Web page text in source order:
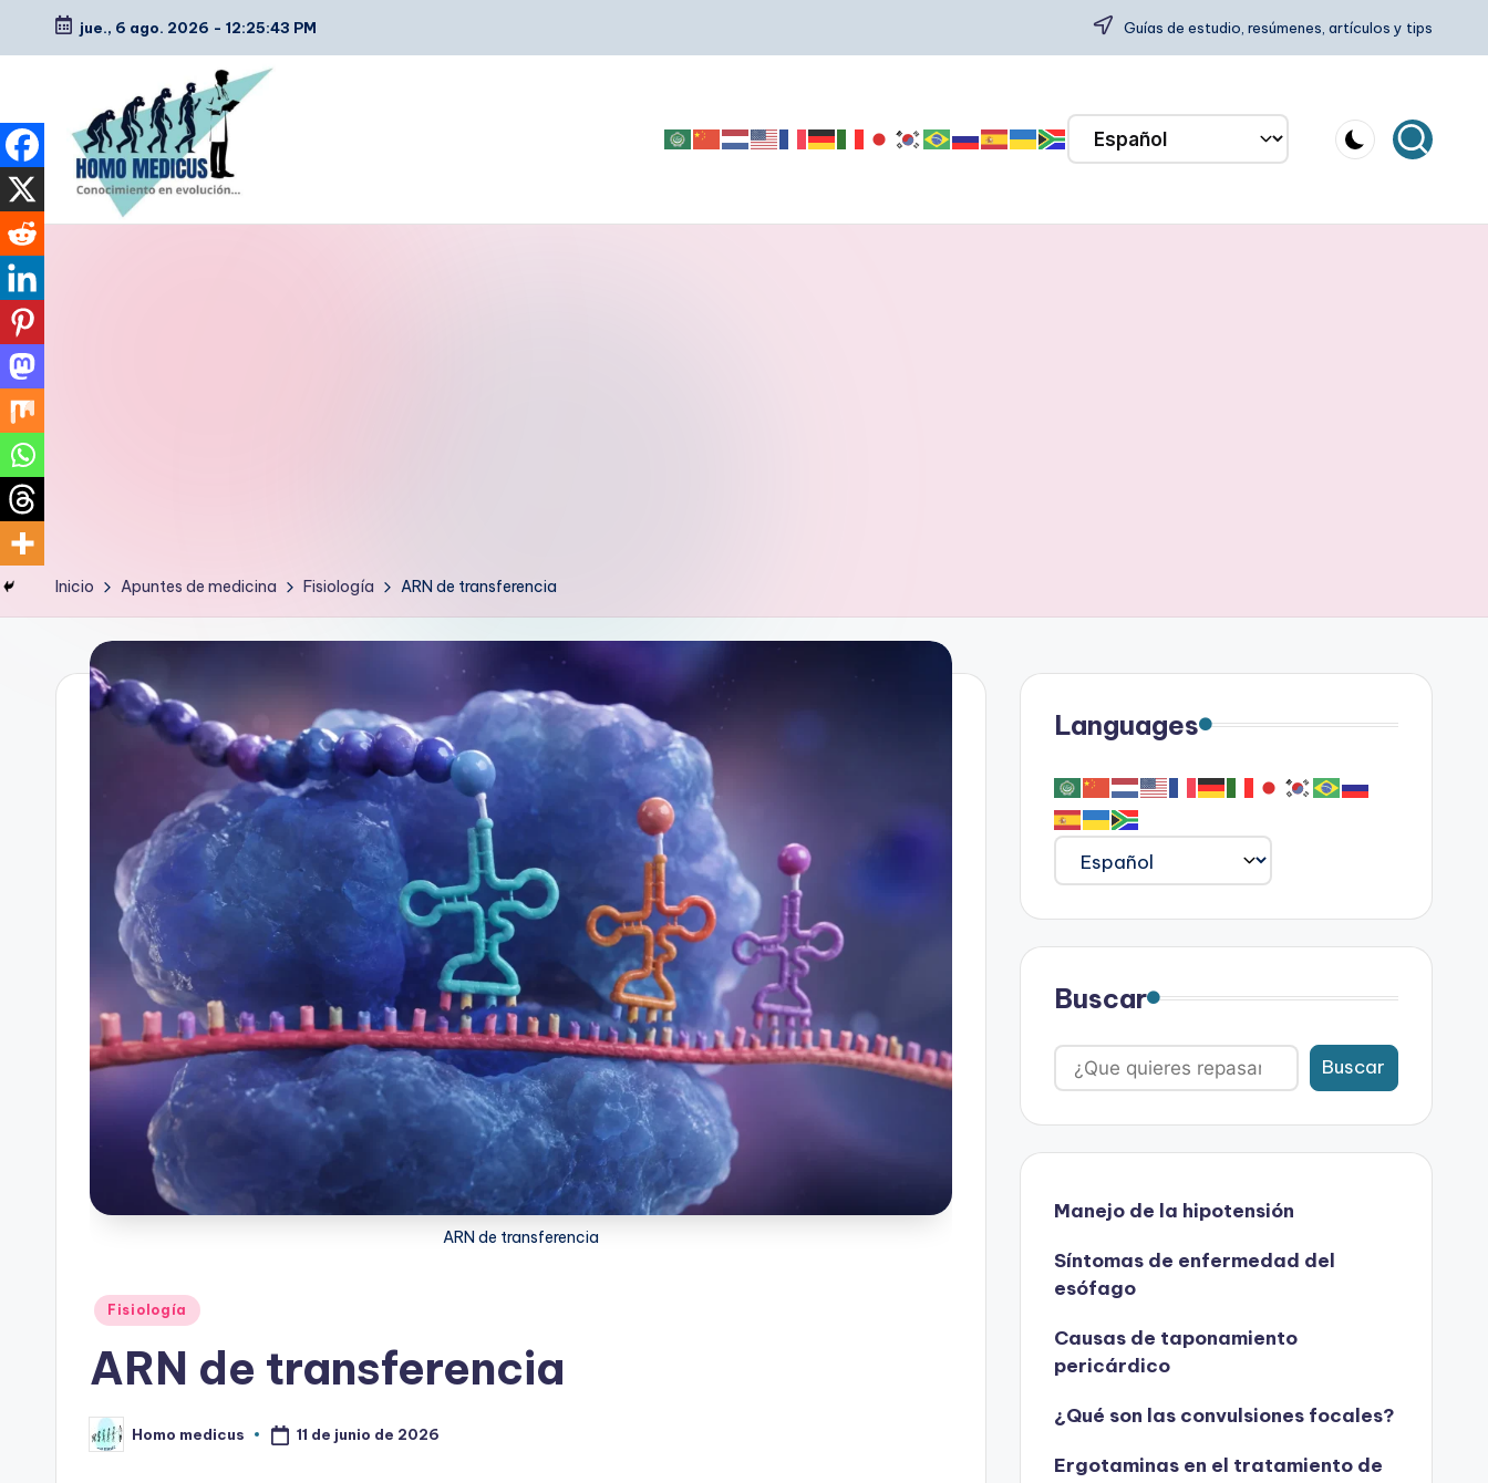
Saltar
contenido
jue., 6 ago. 2026 - 12:25:44 PM Guías de estudio, resúmenes, artículos y tips
i
c
u
Inicio Apuntes de medicina Fisiología ARN de transferencia
ARN de transferencia
Publicado
Fisiología
ARN de transferencia
Publicado
por
Homo medicus 11 de junio de 2026
Languages
Buscar
Buscar
Manejo de la hipotensión
Síntomas de enfermedad del
esófago
Causas de taponamiento
pericárdico
¿Qué son las convulsiones focales?
Ergotaminas en el tratamiento de